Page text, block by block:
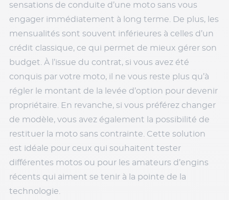
sensations de conduite d’une moto sans vous
engager immédiatement à long terme. De plus, les
mensualités sont souvent inférieures à celles d’un
crédit classique, ce qui permet de mieux gérer son
budget. À l’issue du contrat, si vous avez été
conquis par votre moto, il ne vous reste plus qu’à
régler le montant de la levée d’option pour devenir
propriétaire. En revanche, si vous préférez changer
de modèle, vous avez également la possibilité de
restituer la moto sans contrainte. Cette solution
est idéale pour ceux qui souhaitent tester
différentes motos ou pour les amateurs d’engins
récents qui aiment se tenir à la pointe de la
technologie.